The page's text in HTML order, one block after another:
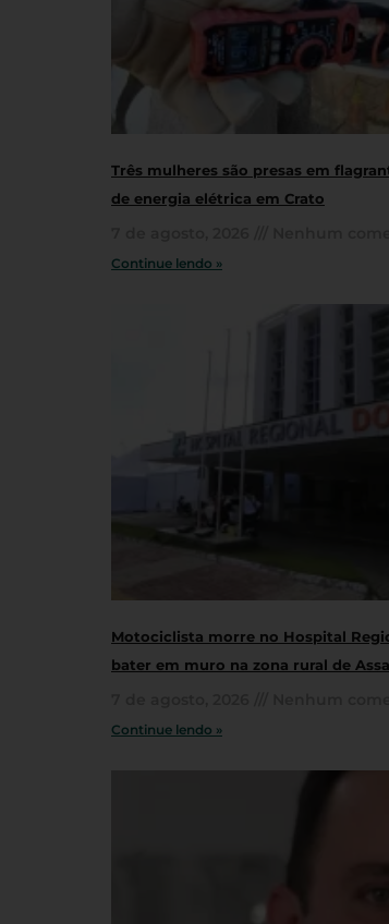
Três mulheres são presas em
de energia elétrica em Crato
Continue lendo »
Motociclista morre no Hospital
bater em muro na zona rural de
Continue lendo »